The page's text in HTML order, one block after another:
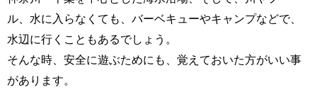
ル、水に入らなくても、バーベキューやキャンプなどで、
水辺に行くこともあるでしょう。
そんな時、安全に遊ぶためにも、覚えておいた方がいい事
があります。